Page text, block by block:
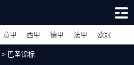
意甲 西甲 德甲 法甲 欧冠
> 巴圣锦标